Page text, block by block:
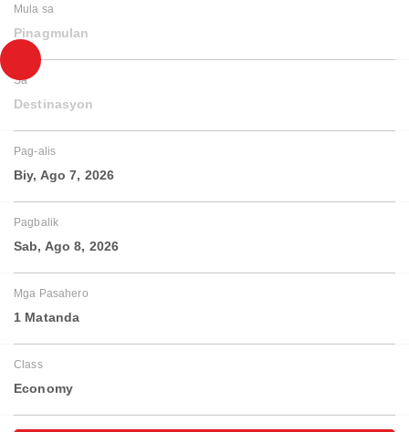
Mula sa
Pinagmulan
Sa
Destinasyon
Pag-alis
Biy, Ago 7, 2026
Pagbalik
Sab, Ago 8, 2026
Mga Pasahero
1 Matanda
Class
Economy